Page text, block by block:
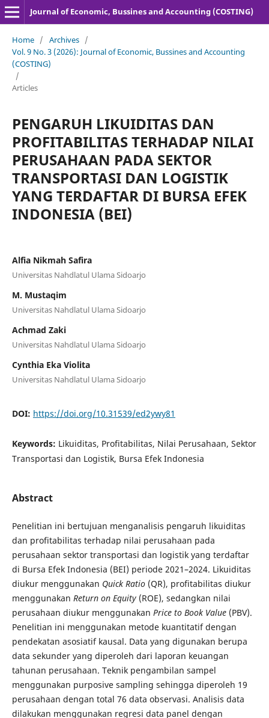
Journal of Economic, Bussines and Accounting (COSTING)
Home / Archives /
Vol. 9 No. 3 (2026): Journal of Economic, Bussines and Accounting
(COSTING)
/
Articles
PENGARUH LIKUIDITAS DAN
PROFITABILITAS TERHADAP NILAI
PERUSAHAAN PADA SEKTOR
TRANSPORTASI DAN LOGISTIK
YANG TERDAFTAR DI BURSA EFEK
INDONESIA (BEI)
Alfia Nikmah Safira
Universitas Nahdlatul Ulama Sidoarjo
M. Mustaqim
Universitas Nahdlatul Ulama Sidoarjo
Achmad Zaki
Universitas Nahdlatul Ulama Sidoarjo
Cynthia Eka Violita
Universitas Nahdlatul Ulama Sidoarjo
DOI: https://doi.org/10.31539/ed2ywy81
Keywords: Likuiditas, Profitabilitas, Nilai Perusahaan, Sektor
Transportasi dan Logistik, Bursa Efek Indonesia
Abstract
Penelitian ini bertujuan menganalisis pengaruh likuiditas
dan profitabilitas terhadap nilai perusahaan pada
perusahaan sektor transportasi dan logistik yang terdaftar
di Bursa Efek Indonesia (BEI) periode 2021–2024. Likuiditas
diukur menggunakan Quick Ratio(QR), profitabilitas diukur
menggunakan Return on Equity(ROE), sedangkan nilai
perusahaan diukur menggunakan Price to Book Value(PBV).
Penelitian ini menggunakan metode kuantitatif dengan
pendekatan asosiatif kausal. Data yang digunakan berupa
data sekunder yang diperoleh dari laporan keuangan
tahunan perusahaan. Teknik pengambilan sampel
menggunakan purposive sampling sehingga diperoleh 19
perusahaan dengan total 76 data observasi. Analisis data
dilakukan menggunakan regresi data panel dengan